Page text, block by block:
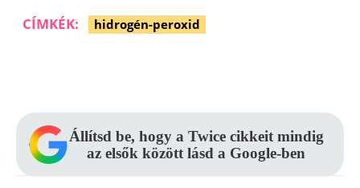
CÍMKÉK: hidrogén-peroxid
Állítsd be, hogy a Twice cikkeit mindig
az elsők között lásd a Google-ben